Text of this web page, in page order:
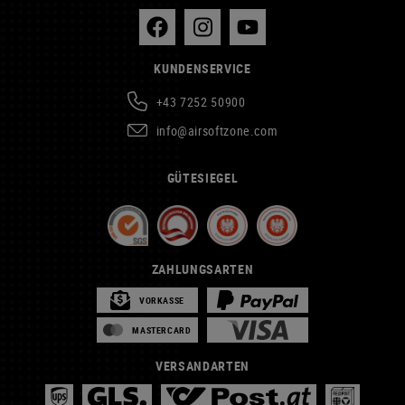
KUNDENSERVICE
+43 7252 50900
info@airsoftzone.com
GÜTESIEGEL
ZAHLUNGSARTEN
VORKASSE
MASTERCARD
VERSANDARTEN